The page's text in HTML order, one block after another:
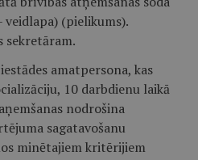
(pielikums).
sekretāram.
amatpersona, kas
10 darbdienu laikā
nodrošina
sagatavošanu
minētajiem kritērijiem